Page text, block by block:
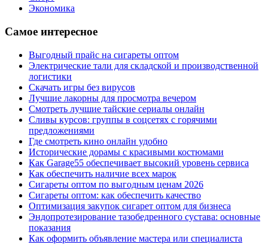
Экономика
Самое интересное
Выгодный прайс на сигареты оптом
Электрические тали для складской и производственной
логистики
Скачать игры без вирусов
Лучшие лакорны для просмотра вечером
Смотреть лучшие тайские сериалы онлайн
Сливы курсов: группы в соцсетях с горячими
предложениями
Где смотреть кино онлайн удобно
Исторические дорамы с красивыми костюмами
Как Garage55 обеспечивает высокий уровень сервиса
Как обеспечить наличие всех марок
Сигареты оптом по выгодным ценам 2026
Сигареты оптом: как обеспечить качество
Оптимизация закупок сигарет оптом для бизнеса
Эндопротезирование тазобедренного сустава: основные
показания
Как оформить объявление мастера или специалиста